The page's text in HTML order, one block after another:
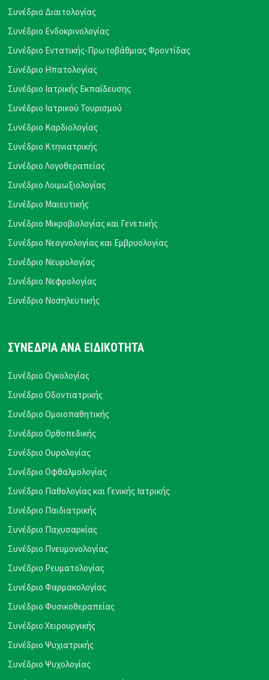
Συνέδριο Διαιτολογίας
Συνέδριο Ενδοκρινολογίας
Συνέδριο Εντατικής-Πρωτοβάθμιας Φροντίδας
Συνέδριο Ηπατολογίας
Συνέδριο Ιατρικής Εκπαίδευσης
Συνέδριο Ιατρικού Τουρισμού
Συνέδριο Καρδιολογίας
Συνέδριο Κτηνιατρικής
Συνέδριο Λογοθεραπείας
Συνέδριο Λοιμωξιολογίας
Συνέδριο Μαιευτικής
Συνέδριο Μικροβιολογίας και Γενετικής
Συνέδριο Νεογνολογίας και Εμβρυολογίας
Συνέδριο Νευρολογίας
Συνέδριο Νεφρολογίας
Συνέδριο Νοσηλευτικής
ΣΥΝΕΔΡΙΑ ΑΝΑ ΕΙΔΙΚΟΤΗΤΑ
Συνέδριο Ογκολογίας
Συνέδριο Οδοντιατρικής
Συνέδριο Ομοιοπαθητικής
Συνέδριο Ορθοπεδικής
Συνέδριο Ουρολογίας
Συνέδριο Οφθαλμολογίας
Συνέδριο Παθολογίας και Γενικής Ιατρικής
Συνέδριο Παιδιατρικής
Συνέδριο Παχυσαρκίας
Συνέδριο Πνευμονολογίας
Συνέδριο Ρευματολογίας
Συνέδριο Φαρμακολογίας
Συνέδριο Φυσικοθεραπείας
Συνέδριο Χειρουργικής
Συνέδριο Ψυχιατρικής
Συνέδριο Ψυχολογίας